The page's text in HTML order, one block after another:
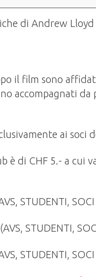
di Andrew Lloyd
il film sono
accompagnati da
ai soci
è di CHF 5.- a cui
STUDENTI, SOCI
STUDENTI,
STUDENTI, SOCI